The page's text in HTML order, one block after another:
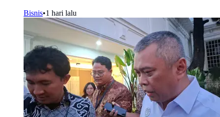
Bisnis•1 hari lalu